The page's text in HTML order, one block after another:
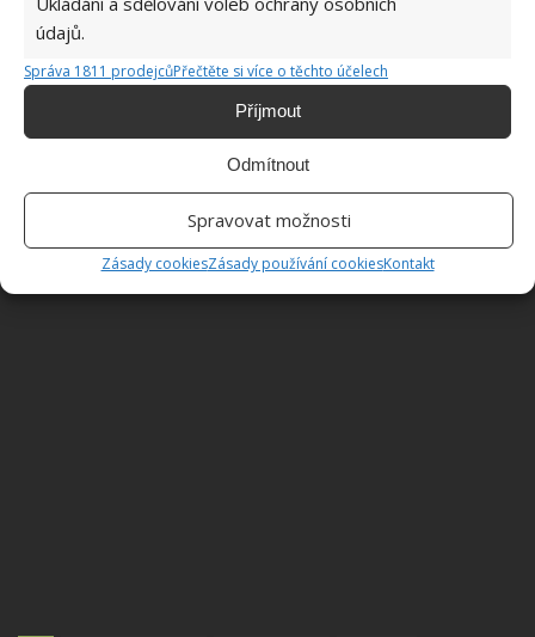
údajů.
Správa 1811 prodejcůPřečtěte si více o těchto účelech
Příjmout
Odmítnout
Spravovat možnosti
Zásady cookiesZásady používání cookiesKontakt
Skleněné a plastové povrchy
Méně silné usazeniny odstraníte mýdlovou vodou,
na ty silnější vezměte ocet nebo kyselinu citronovou.